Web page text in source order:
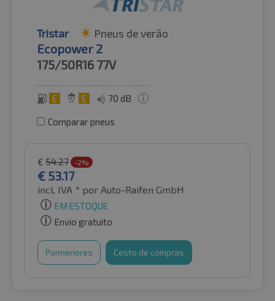
Tristar Pneus de verão
Ecopower 2
175/50R16 77V
E E 70 dB
Comparar pneus
€ 54.27 -2%
€ 53.17
incl. IVA * por Auto-Raifen GmbH
EM ESTOQUE
Envio gratuito
Pormenores Cesto de compras